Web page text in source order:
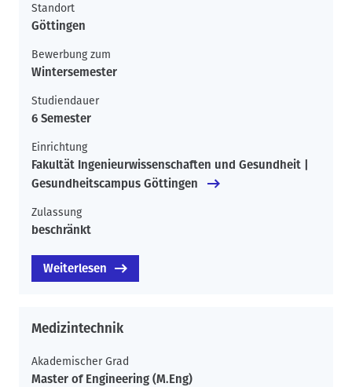
Standort
Göttingen
Bewerbung zum
Wintersemester
Studiendauer
6 Semester
Einrichtung
Fakultät Ingenieurwissenschaften und Gesundheit |
Gesundheitscampus Göttingen
Zulassung
beschränkt
Weiterlesen
Medizintechnik
Akademischer Grad
Master of Engineering (M.Eng)